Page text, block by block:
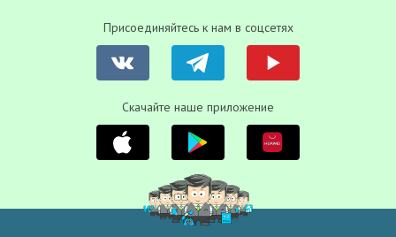
Присоединяйтесь к нам в соцсетях
Скачайте наше приложение